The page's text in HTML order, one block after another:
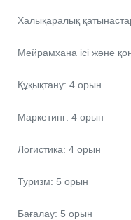
Халықаралық
Мейрамхана ісі және
Құқықтану: 4 орын
Маркетинг: 4 орын
Логистика: 4 орын
Туризм: 5 орын
Бағалау: 5 орын